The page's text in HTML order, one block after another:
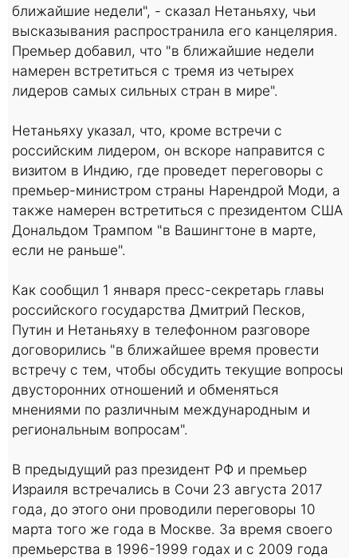
ближайшие недели", - сказал Нетаньяху, чьи
высказывания распространила его канцелярия.
Премьер добавил, что "в ближайшие недели
намерен встретиться с тремя из четырех
лидеров самых сильных стран в мире".
Нетаньяху указал, что, кроме встречи с
российским лидером, он вскоре направится с
визитом в Индию, где проведет переговоры с
премьер-министром страны Нарендрой Моди, а
также намерен встретиться с президентом США
Дональдом Трампом "в Вашингтоне в марте,
если не раньше".
Как сообщил 1 января пресс-секретарь главы
российского государства Дмитрий Песков,
Путин и Нетаньяху в телефонном разговоре
договорились "в ближайшее время провести
встречу с тем, чтобы обсудить текущие вопросы
двусторонних отношений и обменяться
мнениями по различным международным и
региональным вопросам".
В предыдущий раз президент РФ и премьер
Израиля встречались в Сочи 23 августа 2017
года, до этого они проводили переговоры 10
марта того же года в Москве. За время своего
премьерства в 1996-1999 годах и с 2009 года